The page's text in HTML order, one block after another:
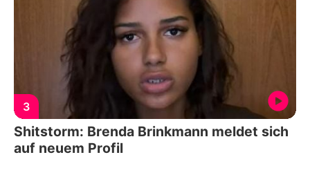
3
Shitstorm: Brenda Brinkmann meldet sich
auf neuem Profil